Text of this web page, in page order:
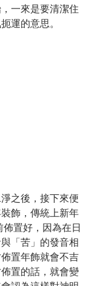
一來是要清潔住
運的意思。
之後，接下來便
飾，傳統上新年
置好，因為在日
「苦」的發音相
置年飾就會不吉
置的話，就會變